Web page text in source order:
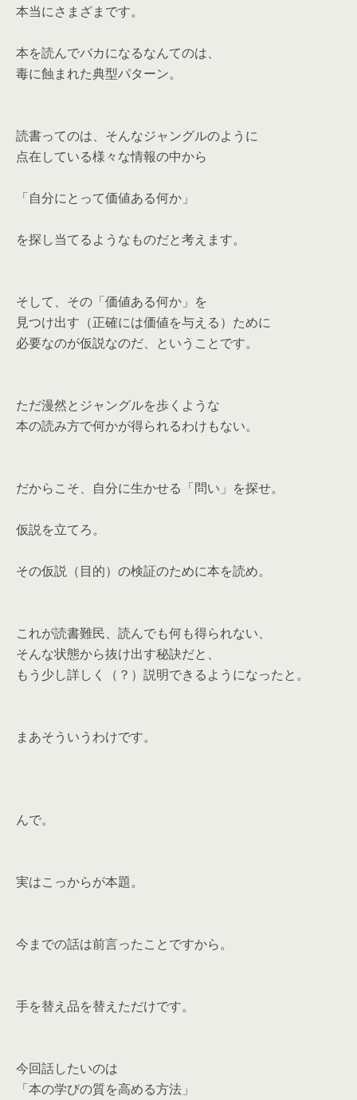
本当にさまざまです。
本を読んでバカになるなんてのは、
毒に蝕まれた典型パターン。
読書ってのは、そんなジャングルのように
点在している様々な情報の中から
「自分にとって価値ある何か」
を探し当てるようなものだと考えます。
そして、その「価値ある何か」を
見つけ出す（正確には価値を与える）ために
必要なのが仮説なのだ、ということです。
ただ漫然とジャングルを歩くような
本の読み方で何かが得られるわけもない。
だからこそ、自分に生かせる「問い」を探せ。
仮説を立てろ。
その仮説（目的）の検証のために本を読め。
これが読書難民、読んでも何も得られない、
そんな状態から抜け出す秘訣だと、
もう少し詳しく（？）説明できるようになったと。
まあそういうわけです。
んで。
実はこっからが本題。
今までの話は前言ったことですから。
手を替え品を替えただけです。
今回話したいのは
「本の学びの質を高める方法」